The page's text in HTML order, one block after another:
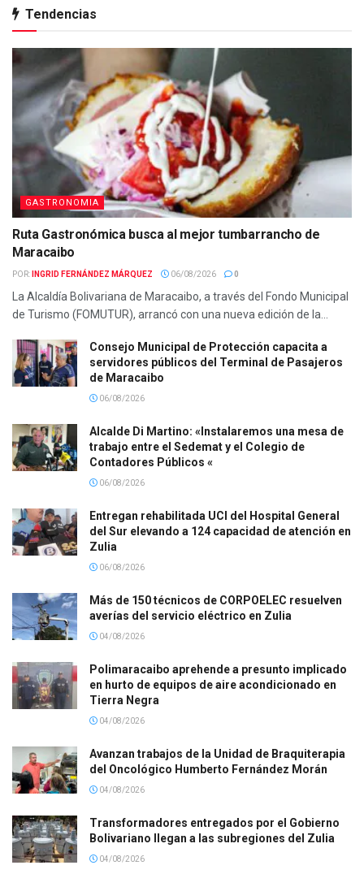
Tendencias
GASTRONOMIA
Ruta Gastronómica busca al mejor tumbarrancho de
Maracaibo
POR: INGRID FERNÁNDEZ MÁRQUEZ 06/08/2026 0
La Alcaldía Bolivariana de Maracaibo, a través del Fondo Municipal
de Turismo (FOMUTUR), arrancó con una nueva edición de la...
Consejo Municipal de Protección capacita a
servidores públicos del Terminal de Pasajeros
de Maracaibo
06/08/2026
Alcalde Di Martino: «Instalaremos una mesa de
trabajo entre el Sedemat y el Colegio de
Contadores Públicos «
06/08/2026
Entregan rehabilitada UCI del Hospital General
del Sur elevando a 124 capacidad de atención en
Zulia
06/08/2026
Más de 150 técnicos de CORPOELEC resuelven
averías del servicio eléctrico en Zulia
04/08/2026
Polimaracaibo aprehende a presunto implicado
en hurto de equipos de aire acondicionado en
Tierra Negra
04/08/2026
Avanzan trabajos de la Unidad de Braquiterapia
del Oncológico Humberto Fernández Morán
04/08/2026
Transformadores entregados por el Gobierno
Bolivariano llegan a las subregiones del Zulia
04/08/2026